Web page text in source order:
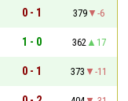
0 - 1 379
-6
1 - 0 362
17
0 - 1 373
-11